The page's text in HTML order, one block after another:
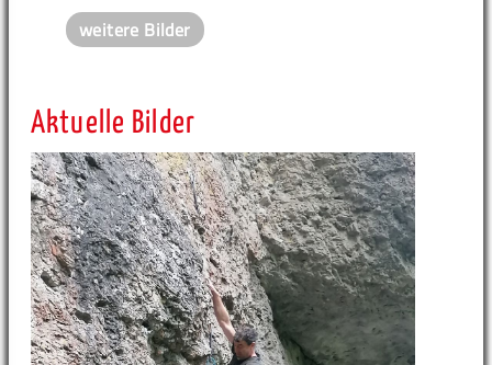
weitere Bilder
Aktuelle Bilder